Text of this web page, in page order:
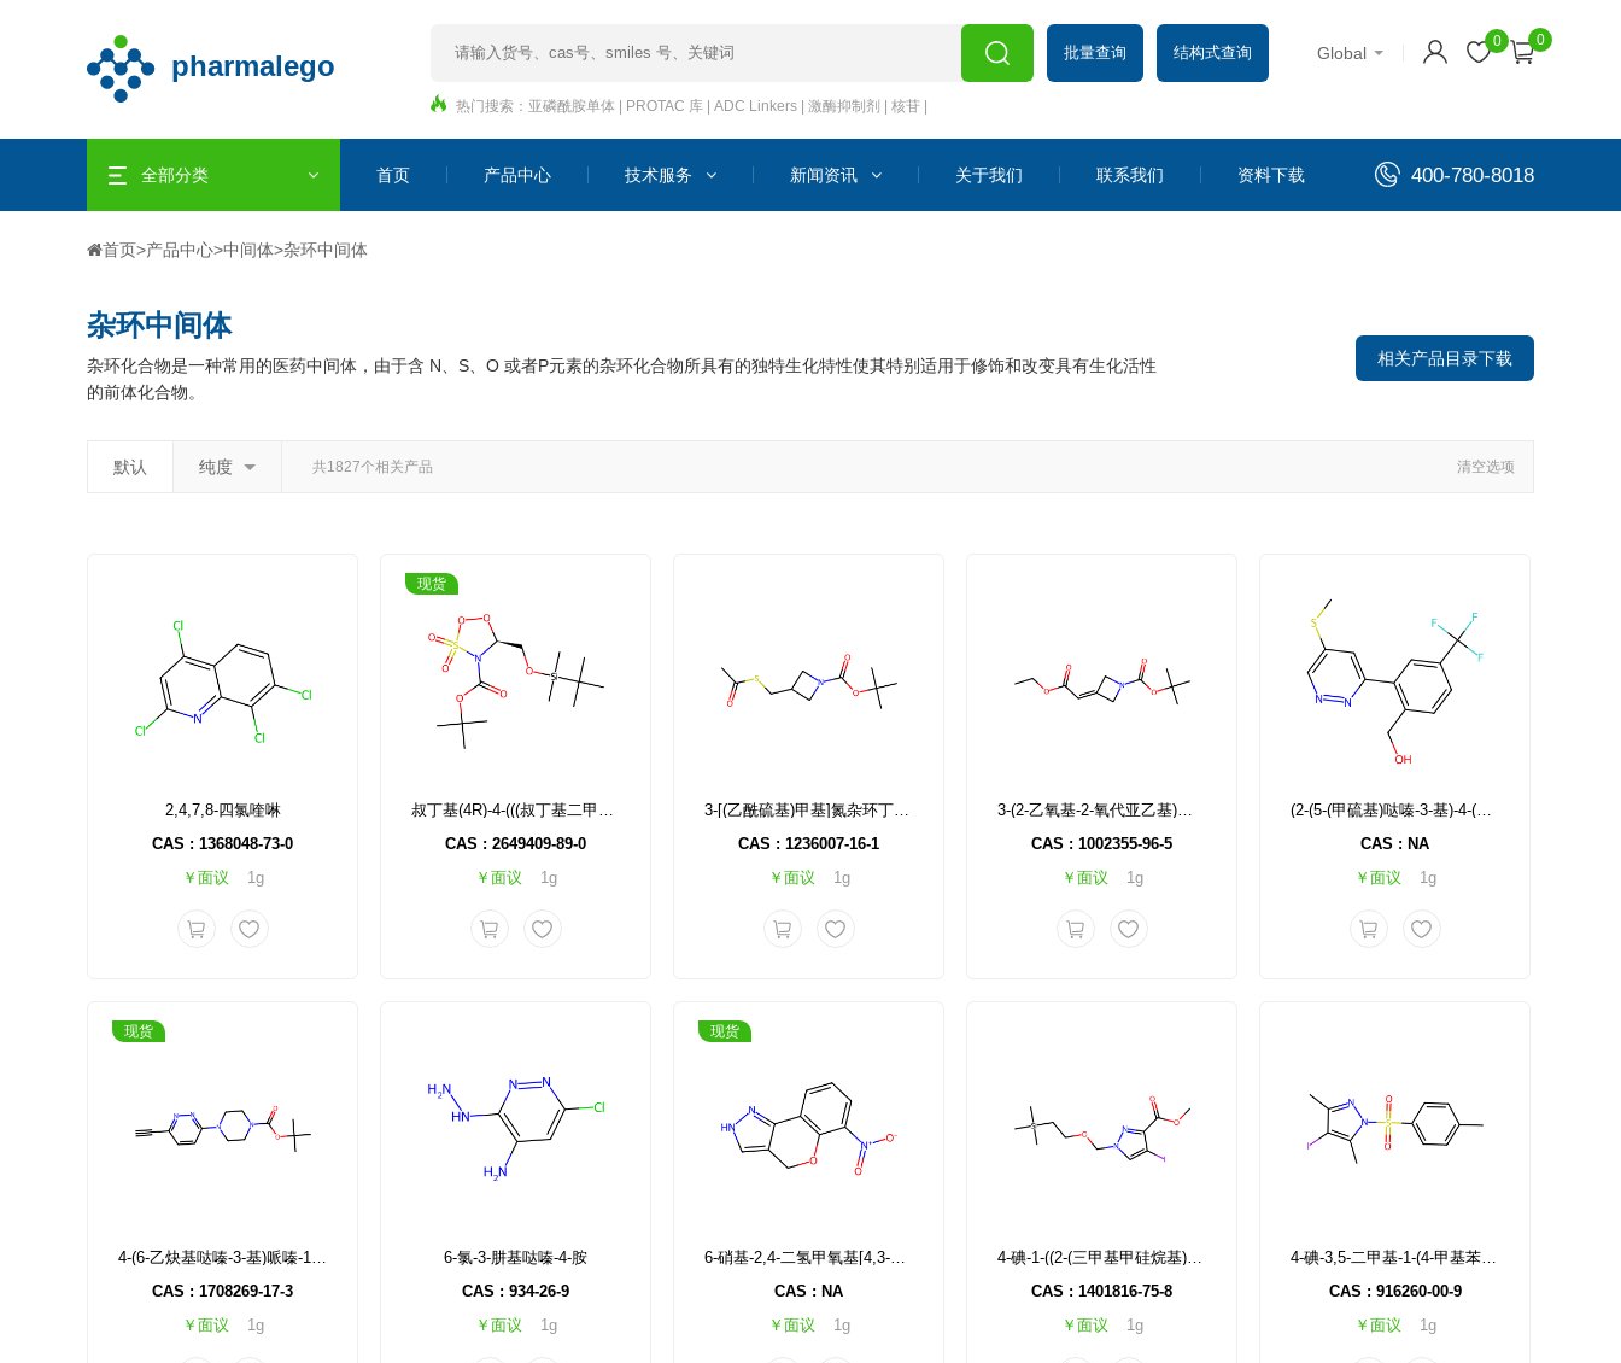
批量查询 结构式查询 Global
0 0
热门搜索： 亚磷酰胺单体 | PROTAC 库 | ADC Linkers | 激酶抑制剂 | 核苷 |
全部分类 首页 产品中心 技术服务 新闻资讯 关于我们 联系我们 资料下载 400-780-8018
首页>产品中心>中间体>杂环中间体
杂环中间体
杂环化合物是一种常用的医药中间体，由于含 N、S、O 或者P元素的杂环化合物所具有的独特生化特性使其特别适用于修饰和改变具有生化活性
的前体化合物。
相关产品目录下载
默认 纯度 共1827个相关产品 清空选项
2,4,7,8-四氯喹啉
CAS : 1368048-73-0
￥面议
1g
现货
叔丁基(4R)-4-(((叔丁基二甲基甲硅烷基)氧基)甲基)-1,2,3-恶噻唑烷-3-羧酸2-氧化物
CAS : 2649409-89-0
￥面议
1g
3-[(乙酰硫基)甲基]氮杂环丁烷-1-羧酸叔丁酯
CAS : 1236007-16-1
￥面议
1g
3-(2-乙氧基-2-氧代亚乙基)氮杂环丁烷-1-羧酸叔丁酯
CAS : 1002355-96-5
￥面议
1g
(2-(5-(甲硫基)哒嗪-3-基)-4-(三氟甲基)苯基)甲醇
CAS : NA
￥面议
1g
现货
4-(6-乙炔基哒嗪-3-基)哌嗪-1-羧酸叔丁酯
CAS : 1708269-17-3
￥面议
1g
6-氯-3-肼基哒嗪-4-胺
CAS : 934-26-9
￥面议
1g
现货
6-硝基-2,4-二氢甲氧基[4,3-c]吡唑
CAS : NA
￥面议
1g
4-碘-1-((2-(三甲基甲硅烷基)乙氧基)甲基)-1H-吡唑-3-羧酸甲酯
CAS : 1401816-75-8
￥面议
1g
4-碘-3,5-二甲基-1-(4-甲基苯磺酰基)-1H-吡唑
CAS : 916260-00-9
￥面议
1g